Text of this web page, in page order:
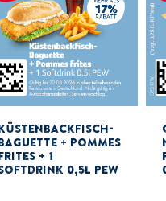
+ Pommes
+ 1
0,5l PEW